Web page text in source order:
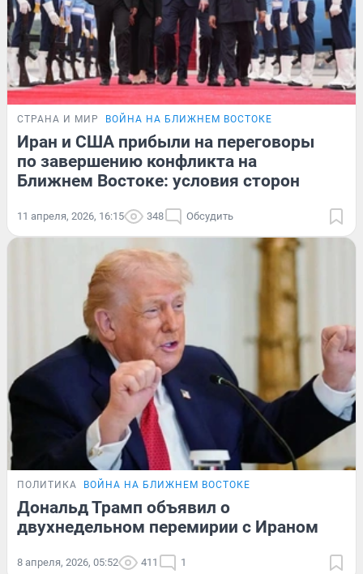
СТРАНА И МИР ВОЙНА НА БЛИЖНЕМ ВОСТОКЕ
Иран и США прибыли на переговоры
по завершению конфликта на
Ближнем Востоке: условия сторон
11 апреля, 2026, 16:15 348 Обсудить
ПОЛИТИКА ВОЙНА НА БЛИЖНЕМ ВОСТОКЕ
Дональд Трамп объявил о
двухнедельном перемирии с Ираном
8 апреля, 2026, 05:52 411 1